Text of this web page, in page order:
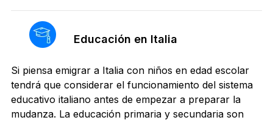
Educación en Italia
Si piensa emigrar a Italia con niños en edad escolar
tendrá que considerar el funcionamiento del sistema
educativo italiano antes de empezar a preparar la
mudanza. La educación primaria y secundaria son